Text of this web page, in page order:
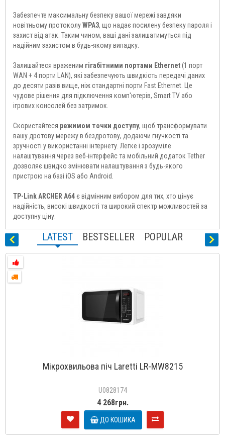
Забезпечте максимальну безпеку вашої мережі завдяки
новітньому протоколуWPA3, що надає посилену безпеку пароля і
захист від атак. Таким чином, ваші дані залишатимуться під
надійним захистом в будь-якому випадку.
Залишайтеся враженим гігабітними портами Ethernet(1 порт
WAN + 4 порти LAN), які забезпечують швидкість передачі даних
до десяти разів вище, ніж стандартні порти Fast Ethernet. Це
чудове рішення для підключення комп'ютерів, Smart TV або
ігрових консолей без затримок.
Скористайтеся режимом точки доступу, щоб трансформувати
вашу дротову мережу в бездротову, додаючи гнучкості та
зручності у використанні інтернету. Легке і зрозуміле
налаштування через веб-інтерфейс та мобільний додаток Tether
дозволяє швидко змінювати налаштування з будь-якого
пристрою на базі iOS або Android.
TP-Link ARCHER A64 є відмінним вибором для тих, хто цінує
надійність, високі швидкості та широкий спектр можливостей за
доступну ціну.
LATEST BESTSELLER POPULAR
Мікрохвильова піч Laretti LR-MW8215
U0828174
4 268грн.
ДО КОШИКА